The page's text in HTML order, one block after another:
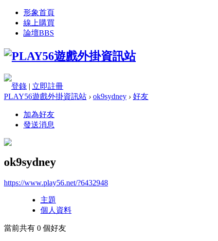
形象首頁
線上購買
論壇BBS
登錄 | 立即註冊
PLAY56遊戲外掛資訊站 › ok9sydney › 好友
加為好友
發送消息
ok9sydney
https://www.play56.net/?6432948
主題
個人資料
當前共有 0 個好友